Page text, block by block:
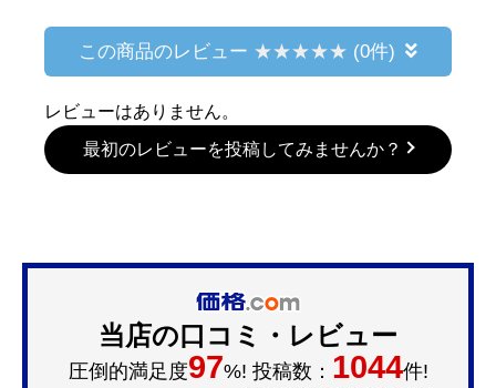
この商品のレビュー (0件)
レビューはありません。
最初のレビューを投稿してみませんか？
当店の口コミ・レビュー
圧倒的満足度97%! 投稿数： 1044件!